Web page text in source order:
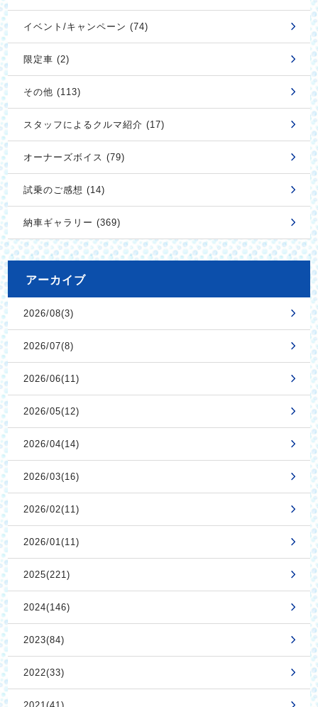
イベント/キャンペーン (74)
限定車 (2)
その他 (113)
スタッフによるクルマ紹介 (17)
オーナーズボイス (79)
試乗のご感想 (14)
納車ギャラリー (369)
アーカイブ
2026/08(3)
2026/07(8)
2026/06(11)
2026/05(12)
2026/04(14)
2026/03(16)
2026/02(11)
2026/01(11)
2025(221)
2024(146)
2023(84)
2022(33)